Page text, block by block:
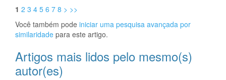
1 2 3 4 5 6 7 8 > >>
Você também pode iniciar uma pesquisa avançada por
similaridade para este artigo.
Artigos mais lidos pelo mesmo(s)
autor(es)